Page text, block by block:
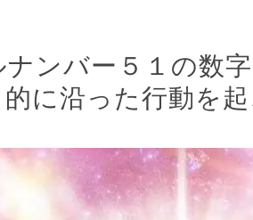
ンバー５１の数
に沿った行動を起